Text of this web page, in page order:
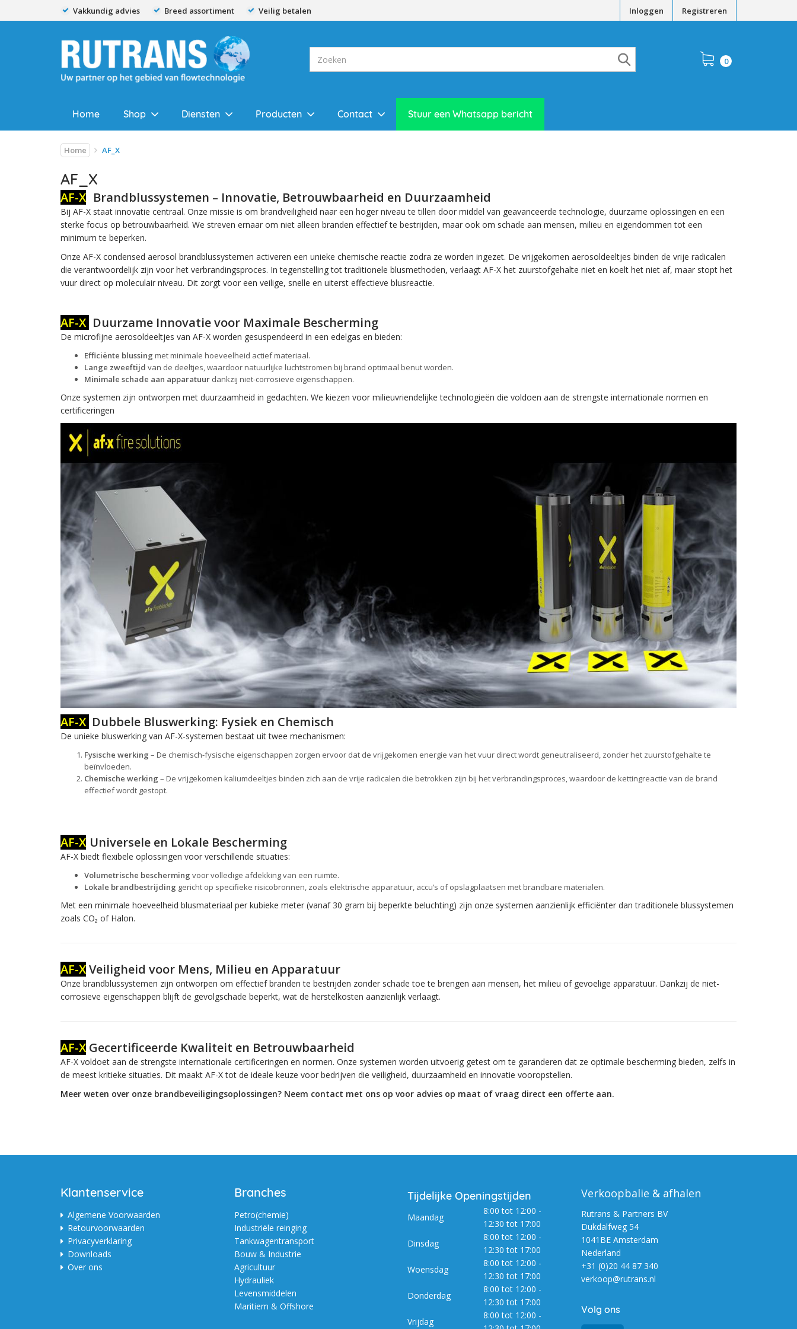
Vakkundig advies Breed assortiment Veilig betalen Inloggen Registreren
0
Home Shop Diensten Producten Contact Stuur een Whatsapp bericht
Home AF_X
AF_X
AF-X Brandblussystemen – Innovatie, Betrouwbaarheid en Duurzaamheid
Bij AF-X staat innovatie centraal. Onze missie is om brandveiligheid naar een hoger niveau te tillen door middel van geavanceerde technologie, duurzame oplossingen en een
sterke focus op betrouwbaarheid. We streven ernaar om niet alleen branden effectief te bestrijden, maar ook om schade aan mensen, milieu en eigendommen tot een
minimum te beperken.
Onze AF-X condensed aerosol brandblussystemen activeren een unieke chemische reactie zodra ze worden ingezet. De vrijgekomen aerosoldeeltjes binden de vrije radicalen
die verantwoordelijk zijn voor het verbrandingsproces. In tegenstelling tot traditionele blusmethoden, verlaagt AF-X het zuurstofgehalte niet en koelt het niet af, maar stopt het
vuur direct op moleculair niveau. Dit zorgt voor een veilige, snelle en uiterst effectieve blusreactie.
AF-X Duurzame Innovatie voor Maximale Bescherming
De microfijne aerosoldeeltjes van AF-X worden gesuspendeerd in een edelgas en bieden:
Efficiënte blussing met minimale hoeveelheid actief materiaal.
Lange zweeftijd van de deeltjes, waardoor natuurlijke luchtstromen bij brand optimaal benut worden.
Minimale schade aan apparatuur dankzij niet-corrosieve eigenschappen.
Onze systemen zijn ontworpen met duurzaamheid in gedachten. We kiezen voor milieuvriendelijke technologieën die voldoen aan de strengste internationale normen en
certificeringen
AF-X Dubbele Bluswerking: Fysiek en Chemisch
De unieke bluswerking van AF-X-systemen bestaat uit twee mechanismen:
Fysische werking – De chemisch-fysische eigenschappen zorgen ervoor dat de vrijgekomen energie van het vuur direct wordt geneutraliseerd, zonder het zuurstofgehalte te
beïnvloeden.
Chemische werking – De vrijgekomen kaliumdeeltjes binden zich aan de vrije radicalen die betrokken zijn bij het verbrandingsproces, waardoor de kettingreactie van de brand
effectief wordt gestopt.
AF-X Universele en Lokale Bescherming
AF-X biedt flexibele oplossingen voor verschillende situaties:
Volumetrische bescherming voor volledige afdekking van een ruimte.
Lokale brandbestrijding gericht op specifieke risicobronnen, zoals elektrische apparatuur, accu’s of opslagplaatsen met brandbare materialen.
Met een minimale hoeveelheid blusmateriaal per kubieke meter (vanaf 30 gram bij beperkte beluchting) zijn onze systemen aanzienlijk efficiënter dan traditionele blussystemen
zoals CO₂ of Halon.
AF-XVeiligheid voor Mens, Milieu en Apparatuur
Onze brandblussystemen zijn ontworpen om effectief branden te bestrijden zonder schade toe te brengen aan mensen, het milieu of gevoelige apparatuur. Dankzij de niet-
corrosieve eigenschappen blijft de gevolgschade beperkt, wat de herstelkosten aanzienlijk verlaagt.
AF-XGecertificeerde Kwaliteit en Betrouwbaarheid
AF-X voldoet aan de strengste internationale certificeringen en normen. Onze systemen worden uitvoerig getest om te garanderen dat ze optimale bescherming bieden, zelfs in
de meest kritieke situaties. Dit maakt AF-X tot de ideale keuze voor bedrijven die veiligheid, duurzaamheid en innovatie vooropstellen.
Meer weten over onze brandbeveiligingsoplossingen? Neem contact met ons op voor advies op maat of vraag direct een offerte aan.
Klantenservice
Algemene Voorwaarden
Retourvoorwaarden
Privacyverklaring
Downloads
Over ons
Branches
Petro(chemie)
Industriële reinging
Tankwagentransport
Bouw & Industrie
Agricultuur
Hydrauliek
Levensmiddelen
Maritiem & Offshore
Tijdelijke Openingstijden
Maandag
8:00 tot 12:00 -
12:30 tot 17:00
Dinsdag
8:00 tot 12:00 -
12:30 tot 17:00
Woensdag
8:00 tot 12:00 -
12:30 tot 17:00
Donderdag
8:00 tot 12:00 -
12:30 tot 17:00
Vrijdag
8:00 tot 12:00 -
Verkoopbalie & afhalen
Rutrans & Partners BV
Dukdalfweg 54
1041BE Amsterdam
Nederland
+31 (0)20 44 87 340
verkoop@rutrans.nl
Volg ons